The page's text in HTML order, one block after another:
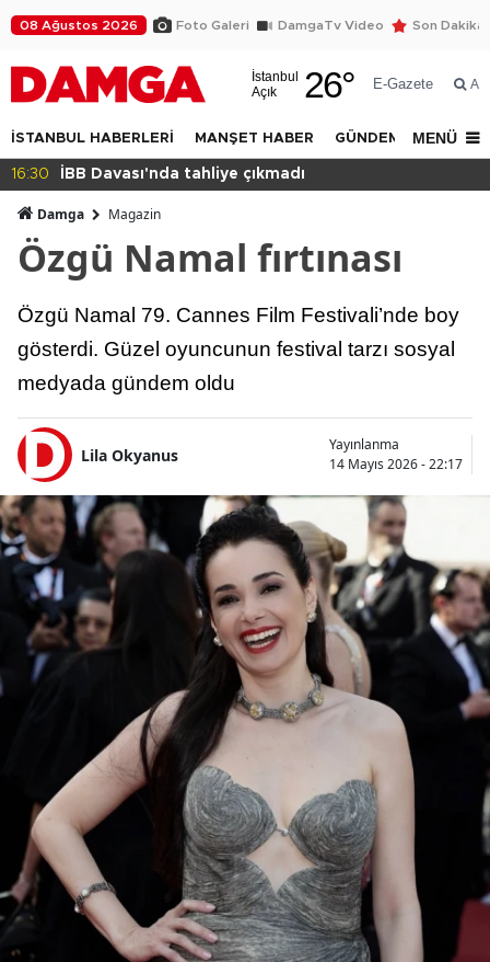
08 Ağustos 2026 Foto Galeri DamgaTv Video Son Dakika
İstanbul
Açık
26° E-Gazete Ara
İSTANBUL HABERLERİ MANŞET HABER GÜNDEM DÜNYA
MENÜ
14:32 Beylikdüzü Yakuplu'da daralan sokak tepkisi!
Damga Magazin
Özgü Namal fırtınası
Özgü Namal 79. Cannes Film Festivali’nde boy
gösterdi. Güzel oyuncunun festival tarzı sosyal
medyada gündem oldu
Lila Okyanus
Yayınlanma
14 Mayıs 2026 - 22:17